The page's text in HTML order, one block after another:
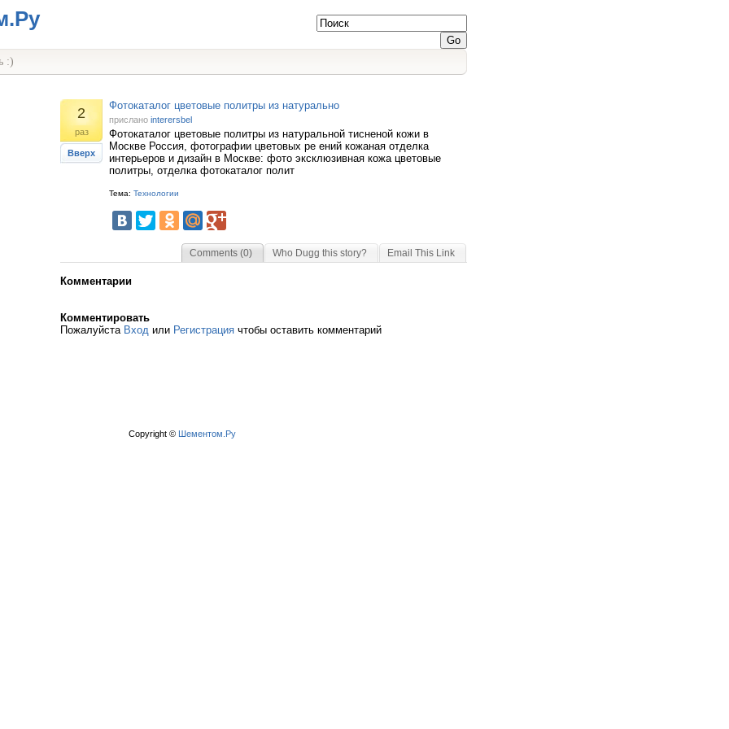
:)
2
раз
Вверх
Фотокаталог цветовые политры из натурально
прислано interersbel
Фотокаталог цветовые политры из натуральной тисненой кожи в
Москве Россия, фотографии цветовых ре ений кожаная отделка
интерьеров и дизайн в Москве: фото эксклюзивная кожа цветовые
политры, отделка фотокаталог полит
Тема: Технологии
Comments (0) Who Dugg this story? Email This Link
Комментарии
Комментировать
Пожалуйста Вход или Регистрация чтобы оставить комментарий
Copyright © Шементом.Ру